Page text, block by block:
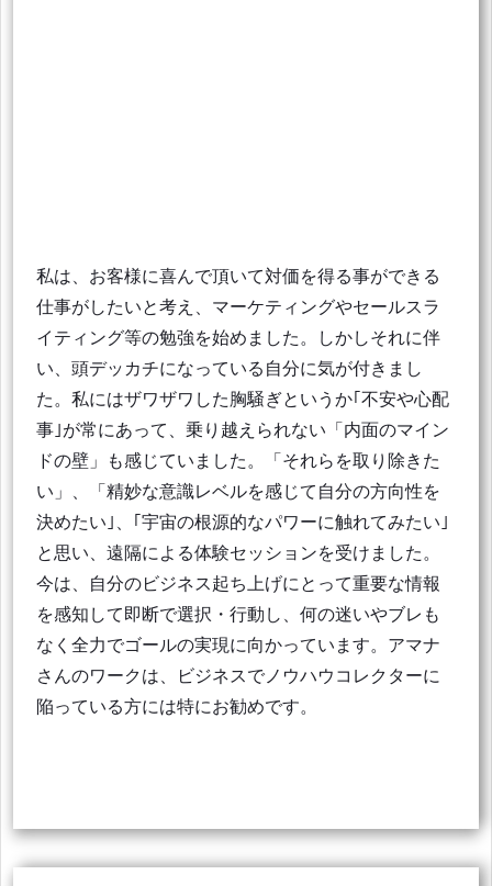
私は、お客様に喜んで頂いて対価を得る事ができる
仕事がしたいと考え、マーケティングやセールスラ
イティング等の勉強を始めました。しかしそれに伴
い、頭デッカチになっている自分に気が付きまし
た。私にはザワザワした胸騒ぎというか｢不安や心配
事｣が常にあって、乗り越えられない「内面のマイン
ドの壁」も感じていました。「それらを取り除きた
い」、「精妙な意識レベルを感じて自分の方向性を
決めたい｣、｢宇宙の根源的なパワーに触れてみたい｣
と思い、遠隔による体験セッションを受けました。
今は、自分のビジネス起ち上げにとって重要な情報
を感知して即断で選択・行動し、何の迷いやブレも
なく全力でゴールの実現に向かっています。アマナ
さんのワークは、ビジネスでノウハウコレクターに
陥っている方には特にお勧めです。